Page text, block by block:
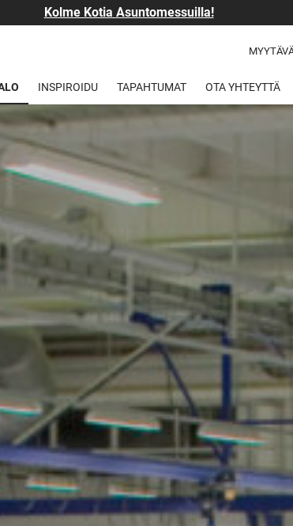
Kolme Kotia Asuntomessuilla!
INSPIROIDU TAPAHTUMAT OTA YHTEYTTÄ